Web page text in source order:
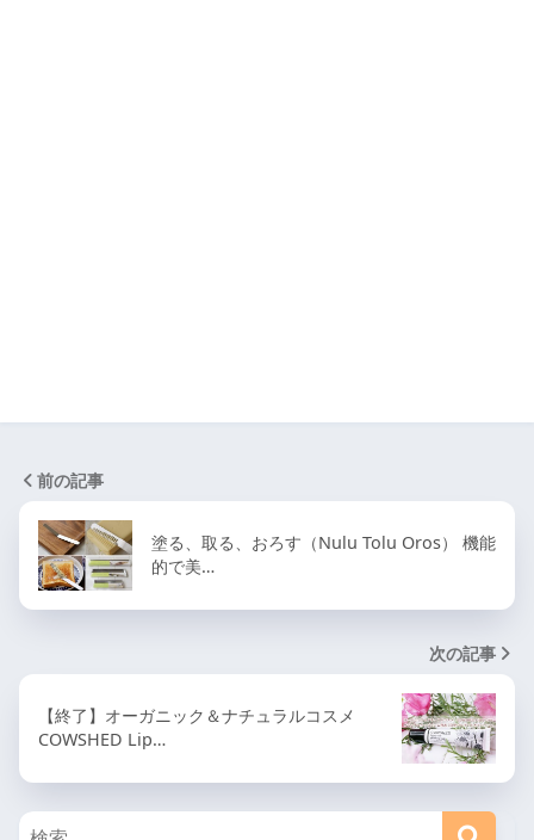
前の記事
塗る、取る、おろす（Nulu Tolu Oros） 機能
的で美…
次の記事
【終了】オーガニック＆ナチュラルコスメ
COWSHED Lip…